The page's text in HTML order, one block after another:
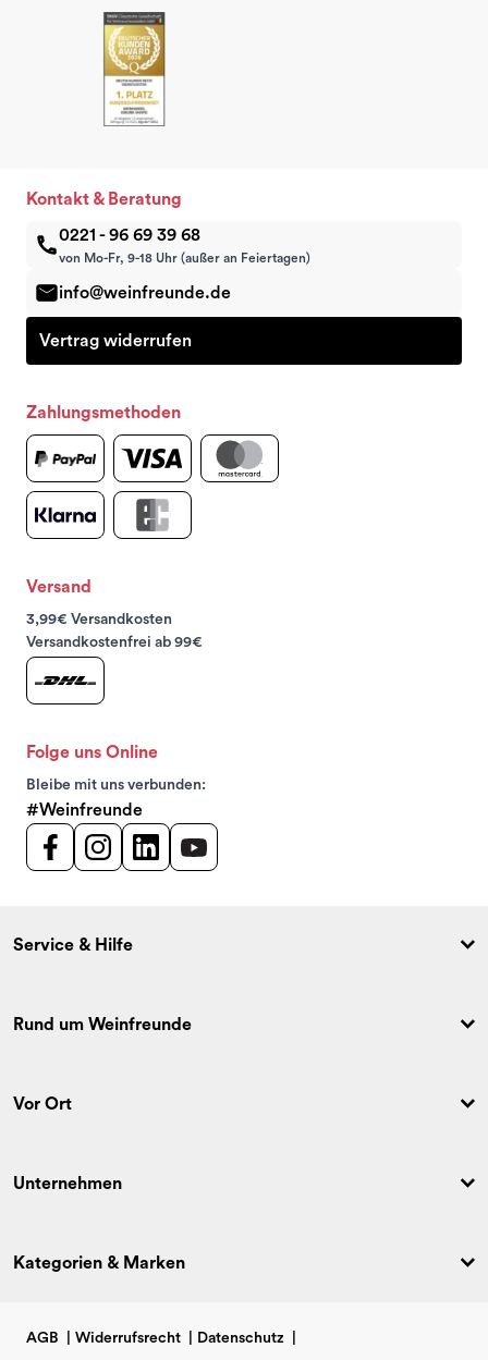
Kontakt & Beratung
0221 - 96 69 39 68
von Mo-Fr, 9-18 Uhr (außer an Feiertagen)
info@weinfreunde.de
Vertrag widerrufen
Zahlungsmethoden
Versand
3,99€ Versandkosten
Versandkostenfrei ab 99€
Folge uns Online
Bleibe mit uns verbunden:
#Weinfreunde
Service & Hilfe
Rund um Weinfreunde
Vor Ort
Unternehmen
Kategorien & Marken
AGB Widerrufsrecht Datenschutz